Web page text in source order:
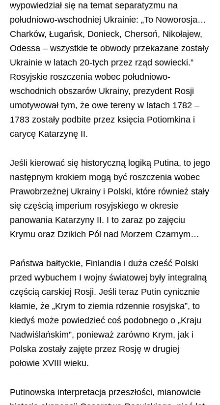
wypowiedział się na temat separatyzmu na
południowo-wschodniej Ukrainie: „To Noworosja…
Charków, Ługańsk, Donieck, Chersoń, Nikołajew,
Odessa – wszystkie te obwody przekazane zostały
Ukrainie w latach 20-tych przez rząd sowiecki.”
Rosyjskie roszczenia wobec południowo-
wschodnich obszarów Ukrainy, prezydent Rosji
umotywował tym, że owe tereny w latach 1782 –
1783 zostały podbite przez księcia Potiomkina i
carycę Katarzynę II.
Jeśli kierować się historyczną logiką Putina, to jego
następnym krokiem mogą być roszczenia wobec
Prawobrzeżnej Ukrainy i Polski, które również stały
się częścią imperium rosyjskiego w okresie
panowania Katarzyny II. I to zaraz po zajęciu
Krymu oraz Dzikich Pól nad Morzem Czarnym…
Państwa bałtyckie, Finlandia i duża cześć Polski
przed wybuchem I wojny światowej były integralną
częścią carskiej Rosji. Jeśli teraz Putin cynicznie
kłamie, że „Krym to ziemia rdzennie rosyjska”, to
kiedyś może powiedzieć coś podobnego o „Kraju
Nadwiślańskim”, ponieważ zarówno Krym, jak i
Polska zostały zajęte przez Rosję w drugiej
połowie XVIII wieku.
Putinowska interpretacja przeszłości, mianowicie